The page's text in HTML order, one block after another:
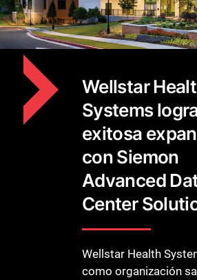
Wellstar
Systems
exitosa
con Siemon
Advanced
Center
Wellstar Health
como organización